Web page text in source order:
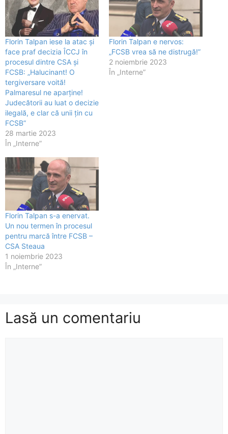
Florin Talpan iese la atac și
face praf decizia ÎCCJ în
procesul dintre CSA și
FCSB: „Halucinant! O
tergiversare voită!
Palmaresul ne aparține!
Judecătorii au luat o decizie
ilegală, e clar că unii țin cu
FCSB”
28 martie 2023
În „Interne”
Florin Talpan e nervos:
„FCSB vrea să ne distrugă!”
2 noiembrie 2023
În „Interne”
Florin Talpan s-a enervat.
Un nou termen în procesul
pentru marcă între FCSB –
CSA Steaua
1 noiembrie 2023
În „Interne”
Lasă un comentariu